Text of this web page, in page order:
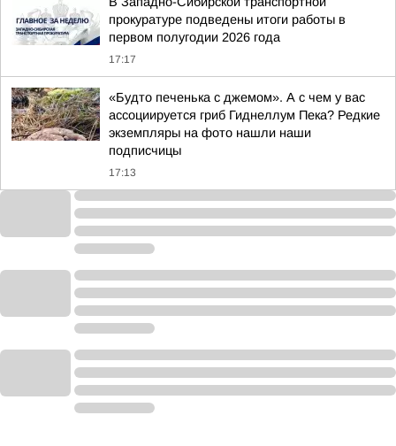
прокуратуре подведены итоги работы в
первом полугодии 2026 года
17:17
«Будто печенька с джемом». А с чем у вас
ассоциируется гриб Гиднеллум Пека? Редкие
экземпляры на фото нашли наши
подписчицы
17:13